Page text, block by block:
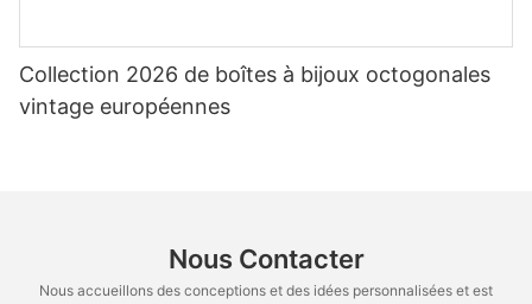
Collection 2026 de boîtes à bijoux octogonales
vintage européennes
Nous Contacter
Nous accueillons des conceptions et des idées personnalisées et est